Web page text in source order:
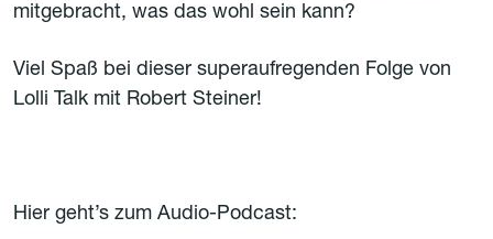
mitgebracht, was das wohl sein kann?
Viel Spaß bei dieser superaufregenden Folge von
Lolli Talk mit Robert Steiner!
Hier geht’s zum Audio-Podcast: